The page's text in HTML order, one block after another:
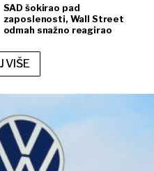
SAD šokirao pad
zaposlenosti, Wall Street
odmah snažno reagirao
VIŠE